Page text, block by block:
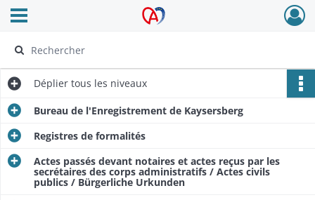
Archives Alsace - Colmar
Ouvrir le menu déroulant
Déplier tous les niveaux
Bureau de l'Enregistrement de Kaysersberg
Registres de formalités
Actes passés devant notaires et actes reçus par les
secrétaires des corps administratifs / Actes civils
publics / Bürgerliche Urkunden